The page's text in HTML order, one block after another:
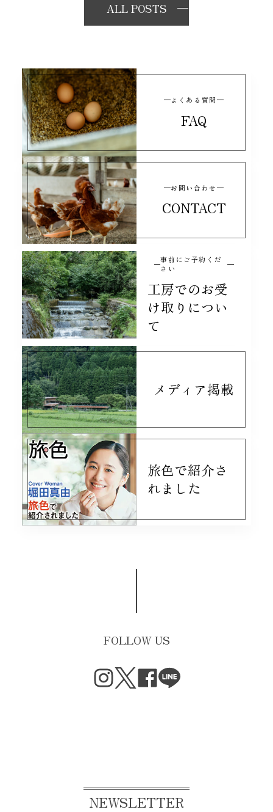
ALL POSTS
よくある質問
FAQ
お問い合わせ
CONTACT
事前にご予約くだ
さい
工房でのお受
け取りについ
て
メディア掲載
旅色で紹介さ
れました
FOLLOW US
NEWSLETTER